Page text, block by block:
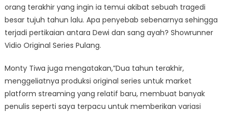
orang terakhir yang ingin ia temui akibat sebuah tragedi
besar tujuh tahun lalu. Apa penyebab sebenarnya sehingga
terjadi pertikaian antara Dewi dan sang ayah? Showrunner
Vidio Original Series Pulang.
Monty Tiwa juga mengatakan,”Dua tahun terakhir,
menggeliatnya produksi original series untuk market
platform streaming yang relatif baru, membuat banyak
penulis seperti saya terpacu untuk memberikan variasi